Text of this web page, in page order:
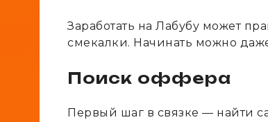
Заработать на Лабубу может
смекалки. Начинать можно
Поиск оффера
Первый шаг в связке — найти